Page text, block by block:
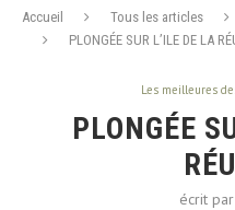
Accueil Tous les articles
PLONGÉE SUR L’ILE DE LA
Les meilleures
PLONGÉE
écrit par